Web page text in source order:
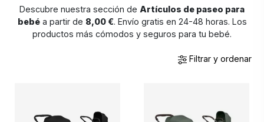
Descubre nuestra sección de Artículos de paseo para
bebéa partir de 8,00 €. Envío gratis en 24-48 horas. Los
productos más cómodos y seguros para tu bebé.
Filtrar y ordenar